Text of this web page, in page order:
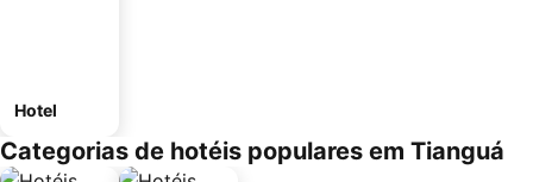
Hotel
Categorias de hotéis populares em Tianguá